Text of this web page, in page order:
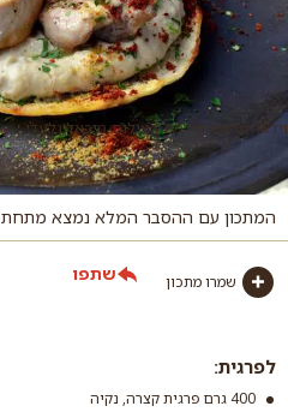
וידאו: פרימה פילמס | צילום: מיכאל גלעדי
המתכון עם ההסבר המלא נמצא מתחת
שמרו מתכון שתפו
לפרגית:
400 גרם פרגית קצרה, נקיה